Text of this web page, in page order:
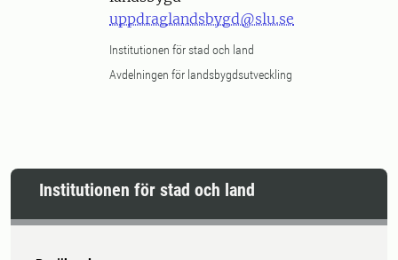
uppdraglandsbygd@slu.se
Institutionen för stad och land
Avdelningen för landsbygdsutveckling
Institutionen för stad och land